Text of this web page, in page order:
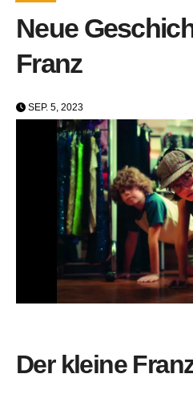
Neue
Franz
SEP. 5, 2023
Der kleine